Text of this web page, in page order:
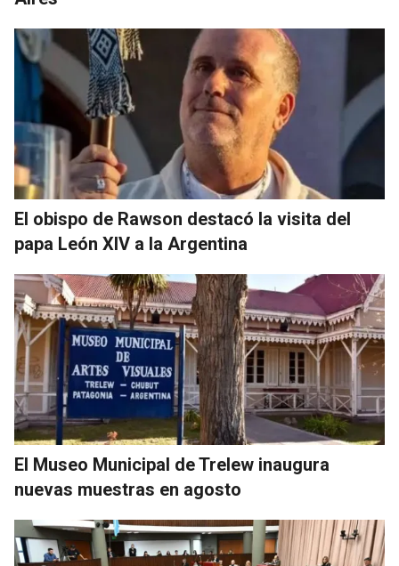
El obispo de Rawson destacó la visita del
papa León XIV a la Argentina
El Museo Municipal de Trelew inaugura
nuevas muestras en agosto